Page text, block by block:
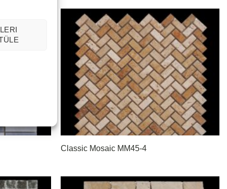
Classic Mosaic MM45-4